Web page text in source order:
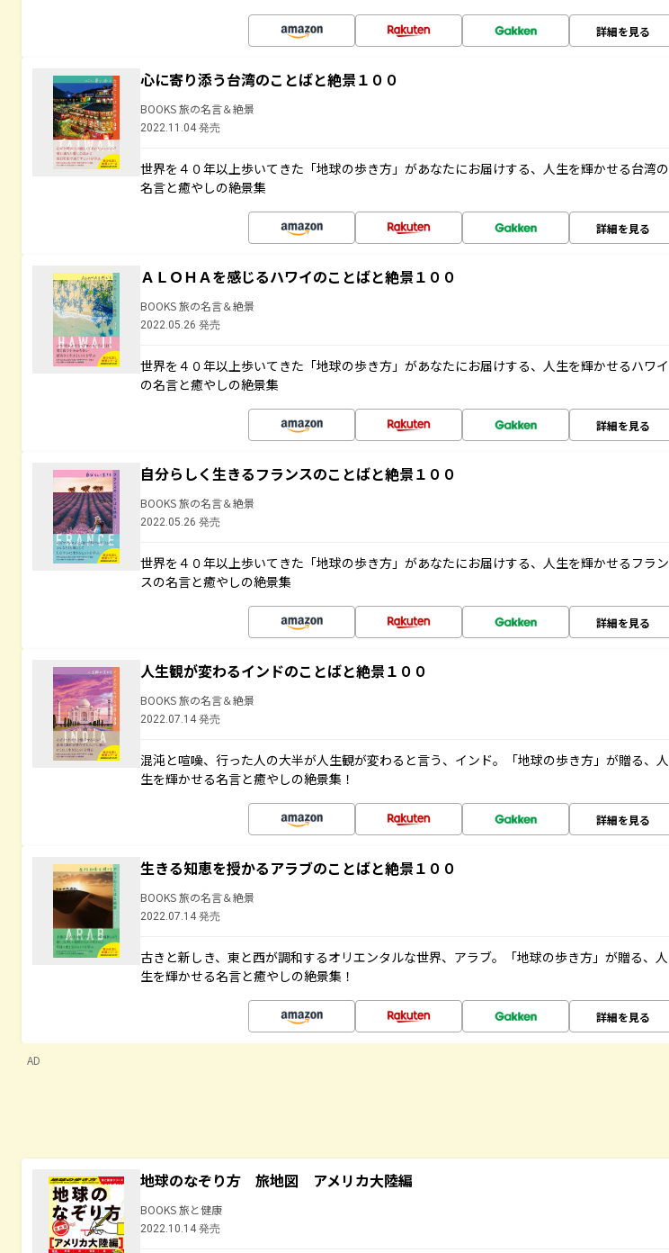
詳細を見る
心に寄り添う台湾のことばと絶景１００
BOOKS 旅の名言＆絶景
2022.11.04 発売
世界を４０年以上歩いてきた「地球の歩き方」があなたにお届けする、人生を輝かせる台湾の
名言と癒やしの絶景集
詳細を見る
ＡＬＯＨＡを感じるハワイのことばと絶景１００
BOOKS 旅の名言＆絶景
2022.05.26 発売
世界を４０年以上歩いてきた「地球の歩き方」があなたにお届けする、人生を輝かせるハワイ
の名言と癒やしの絶景集
詳細を見る
自分らしく生きるフランスのことばと絶景１００
BOOKS 旅の名言＆絶景
2022.05.26 発売
世界を４０年以上歩いてきた「地球の歩き方」があなたにお届けする、人生を輝かせるフラン
スの名言と癒やしの絶景集
詳細を見る
人生観が変わるインドのことばと絶景１００
BOOKS 旅の名言＆絶景
2022.07.14 発売
混沌と喧噪、行った人の大半が人生観が変わると言う、インド。「地球の歩き方」が贈る、人
生を輝かせる名言と癒やしの絶景集！
詳細を見る
生きる知恵を授かるアラブのことばと絶景１００
BOOKS 旅の名言＆絶景
2022.07.14 発売
古きと新しき、東と西が調和するオリエンタルな世界、アラブ。「地球の歩き方」が贈る、人
生を輝かせる名言と癒やしの絶景集！
詳細を見る
AD
地球のなぞり方 旅地図 アメリカ大陸編
BOOKS 旅と健康
2022.10.14 発売